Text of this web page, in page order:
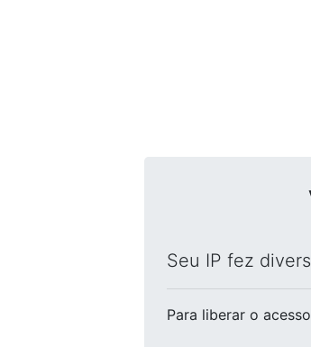
Seu IP fez
Para liberar o acesso